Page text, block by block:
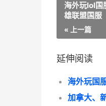
海外玩lol国
雄联盟国服
« 上一篇
延伸阅读
海外玩国